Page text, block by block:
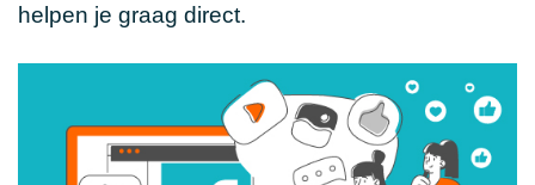
helpen je graag direct.